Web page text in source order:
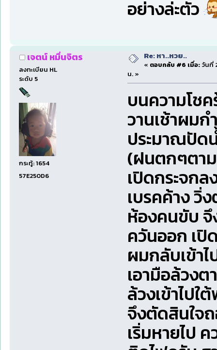
อย่างล่ะตัว
เจตน์ หมื่นจิตร
ลงทะเบียน HL
ระดับ 5
กระทู้: 1654
57E250D6
Re: หา..หวย..
« ตอบกลับ #6 เมื่อ:วันที่
น. »
บนความโช
วานเช้าผม
ประมาณปัด
(ฝนตกๆตาม
เปิดกระจก
เบรคค้าง วิ่
ห้องคนขับ จึ
ควันออก เปิ
ผมกลับเข้า
เอามือล้วงต
ล้วงเข้าไปใ
จึงตัดสินใจ
เริ่มหายไป